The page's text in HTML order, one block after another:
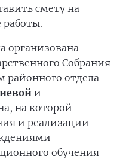
смету на
организована
Собрания
районного отдела
и
на которой
и реализации
обучения